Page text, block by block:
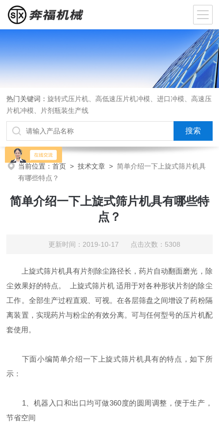
热门关键词：旋转式压片机、高低速压片机冲模、进口冲模、高速压
片机冲模、片剂瓶装生产线
当前位置：首页 >技术文章 >简单介绍一下上旋式筛片机具
有哪些特点？
简单介绍一下上旋式筛片机具有哪些特
点？
更新时间：2019-10-17 点击次数：5308
上旋式筛片机具有片剂除尘路径长，药片自动翻面磨光，除
尘效果好的特点。 上旋式筛片机 适用于对各种形状片剂的除尘
工作。全部生产过程直观、可视。在各层筛盘之间增设了药粉隔
离装置，实现药片与粉尘的有效分离。可与任何型号的压片机配
套使用。
下面小编简单介绍一下上旋式筛片机具有的特点，如下所
示：
1、机器入口和出口均可做360度的圆周调整，便于生产，
节省空间